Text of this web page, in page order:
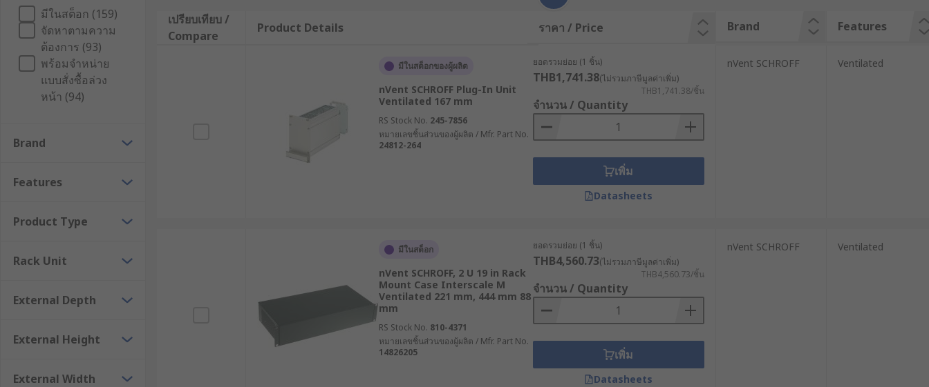
หลักการทำงานของเคสติดตั้งแบบแร็คเมาท์
เคสเซิร์ฟเวอร์แบบแร็คเมาท์ได้รับการออกแบบมาเพื่อรองรับการติดตั้งอุปกรณ์ประเภทต่าง ๆ โดยใช้ระบบรางเลื่อนและช่องยึดมาตรฐาน โครงสร้างของเคสเหล่านี้
ประกอบด้วยเสายึดแนวตั้ง 4 ตำแหน่ง โดยมีช่องสี่เหลี่ยมสำหรับติดตั้งน็อตกรง (Cage Nuts) ซึ่งเป็นอุปกรณ์มาตรฐานที่ผู้ผลิตหลายรายผลิตขึ้นมา น็อตกรงเป็นน็อตแบบ
สแน็ปอินขนาดมาตรฐาน ที่ช่วยให้สามารถติดตั้งสกรูผ่านตัวยึด (หรือที่เรียกว่า "หู" ของแร็คเมาท์) บนตัวเคสหรืออุปกรณ์ที่ติดตั้งในตู้แร็คได้อย่างสะดวก
นอกจากนี้ เคสติดตั้งแบบแร็คเมาท์มักมาพร้อมกับระบบระบายความร้อนที่ออกแบบมาเป็นพิเศษ เพื่อให้สามารถระบายอากาศได้อย่างมีประสิทธิภาพ ช่วยให้ตัว
อุปกรณ์ทำงานได้อย่างเต็มประสิทธิภาพ และช่วยยืดอายุการใช้งานของอุปกรณ์ โดยระบบรางขยาย (Extension Rails) มักถูกใช้ร่วมกับเสายึดแนวตั้งทั้งด้านหน้าและ
ด้านหลังของตู้แร็ค เพื่อให้เซิร์ฟเวอร์สามารถเลื่อนเข้า-ออกจากตู้แร็คได้อย่างง่ายดาย ช่วยให้การติดตั้ง ถอดเปลี่ยน หรือบำรุงรักษาอุปกรณ์เป็นไปอย่างสะดวก แม้ใน
การใช้แร็คเมาท์สำหรับตู้เซิร์ฟเวอร์มีข้อดีหลายประการที่ช่วยให้ธุรกิจและองค์กรต่าง ๆ สามารถจัดการระบบเครือข่ายและเซิร์ฟเวอร์ได้อย่างมีประสิทธิภาพมากขึ้น นี่
คือประโยชน์หลักที่ผู้ประกอบการควรรู้
1. การจัดการอุปกรณ์ที่มีระเบียบและง่ายต่อการดูแล
เคสแร็คเมาท์ช่วยให้การจัดวางอุปกรณ์ในตู้แร็คเป็นระเบียบ ทำให้สามารถเข้าถึงอุปกรณ์ต่าง ๆ ได้ง่ายเมื่อต้องการบำรุงรักษาหรืออัปเกรด นอกจากนี้ยังช่วยลดความ
เสี่ยงที่อุปกรณ์จะได้รับความเสียหายจากการวางซ้อนกันแบบไม่เป็นระเบียบ
2. ประหยัดพื้นที่ในห้องเซิร์ฟเวอร์
มีในสต็อก (159)
จัดหาตามความ
ต้องการ (93)
พร้อมจำหน่าย
แบบสั่งซื้อล่วง
หน้า (94)
Brand
Features
Product Type
Rack Unit
External Depth
External Height
External Width
เปรียบเทียบ /
Compare
Product Details ราคา / Price Brand Features
มีในสต็อกของผู้ผลิต
nVent SCHROFF Plug-In Unit
Ventilated 167 mm
RS Stock No. 245-7856
หมายเลขชิ้นส่วนของผู้ผลิต / Mfr. Part No.
24812-264
ยอดรวมย่อย (1 ชิ้น)
THB1,741.38(ไม่รวมภาษีมูลค่าเพิ่ม)
THB1,741.38/ชิ้น
จำนวน / Quantity
เพิ่ม
Datasheets
nVent SCHROFF Ventilated
มีในสต็อก
nVent SCHROFF, 2 U 19 in Rack
Mount Case Interscale M
Ventilated 221 mm, 444 mm 88
mm
RS Stock No. 810-4371
หมายเลขชิ้นส่วนของผู้ผลิต / Mfr. Part No.
14826205
ยอดรวมย่อย (1 ชิ้น)
THB4,560.73(ไม่รวมภาษีมูลค่าเพิ่ม)
THB4,560.73/ชิ้น
จำนวน / Quantity
เพิ่ม
Datasheets
nVent SCHROFF Ventilated